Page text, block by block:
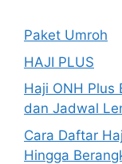
Paket Umroh
HAJI PLUS
Haji ONH Plus
dan Jadwal
Cara Daftar
Hingga